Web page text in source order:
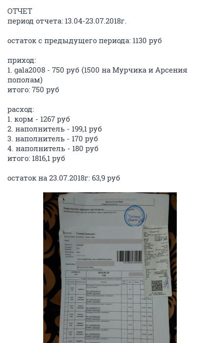
ОТЧЕТ
период отчета: 13.04-23.07.2018г.
остаток с предыдущего периода: 1130 руб
приход:
1. gala2008 - 750 руб (1500 на Мурчика и Арсения
пополам)
итого: 750 руб
расход:
1. корм - 1267 руб
2. наполнитель - 199,1 руб
3. наполнитель - 170 руб
4. наполнитель - 180 руб
итого: 1816,1 руб
остаток на 23.07.2018г: 63,9 руб